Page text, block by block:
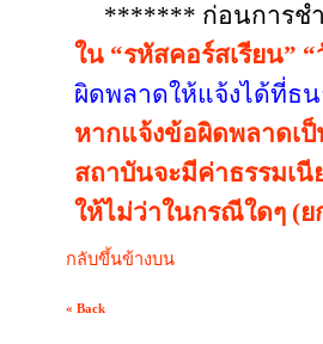
******* ก่อนการชำ
ใน “รหัสคอร์สเรียน”
ผิดพลาดให้แจ้งได้ที่ธ
หากแจ้งข้อผิดพลาดเป็
สถาบันจะมีค่าธรรมเนี
ให้ไม่ว่าในกรณีใดๆ (
กลับขึ้นข้างบน
« Back